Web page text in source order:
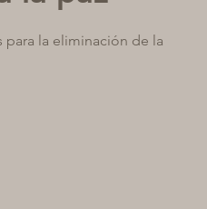
para la eliminación de la